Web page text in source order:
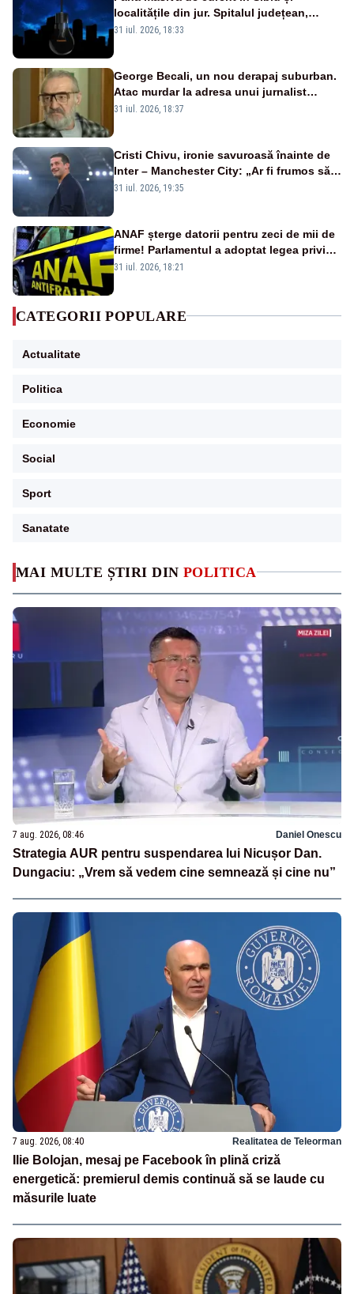
MAI MULTE ȘTIRI DIN POLITICA
7 aug. 2026, 08:46 Daniel Onescu
Strategia AUR pentru suspendarea lui Nicușor Dan.
Dungaciu: „Vrem să vedem cine semnează și cine nu”
7 aug. 2026, 08:40 Realitatea de Teleorman
Ilie Bolojan, mesaj pe Facebook în plină criză
energetică: premierul demis continuă să se laude cu
măsurile luate
localitățile din jur. Spitalul județean,
semafoarele, rețelele de telefonie, grav
31 iul. 2026, 18:33
George Becali, un nou derapaj suburban.
Atac murdar la adresa unui jurnalist
sportiv – AUDIO
31 iul. 2026, 18:37
Cristi Chivu, ironie savuroasă înainte de
Inter – Manchester City: „Ar fi frumos să
mai cumpărați și de la noi”
31 iul. 2026, 19:35
ANAF șterge datorii pentru zeci de mii de
firme! Parlamentul a adoptat legea privind
amnistia fiscală
31 iul. 2026, 18:21
CATEGORII POPULARE
Actualitate
Politica
Economie
Social
Sport
Sanatate